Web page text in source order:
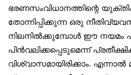
ഭരണസംവിധാനത്തിന്റെ
തോന്നിപ്പിക്കുന്ന ഒരു
നിലനിൽക്കുമ്പോൾ ഈ നയമം
പിൻവലിക്കപ്പെടുമെന്ന്
വിശ്വാസമായിരിക്കാം.